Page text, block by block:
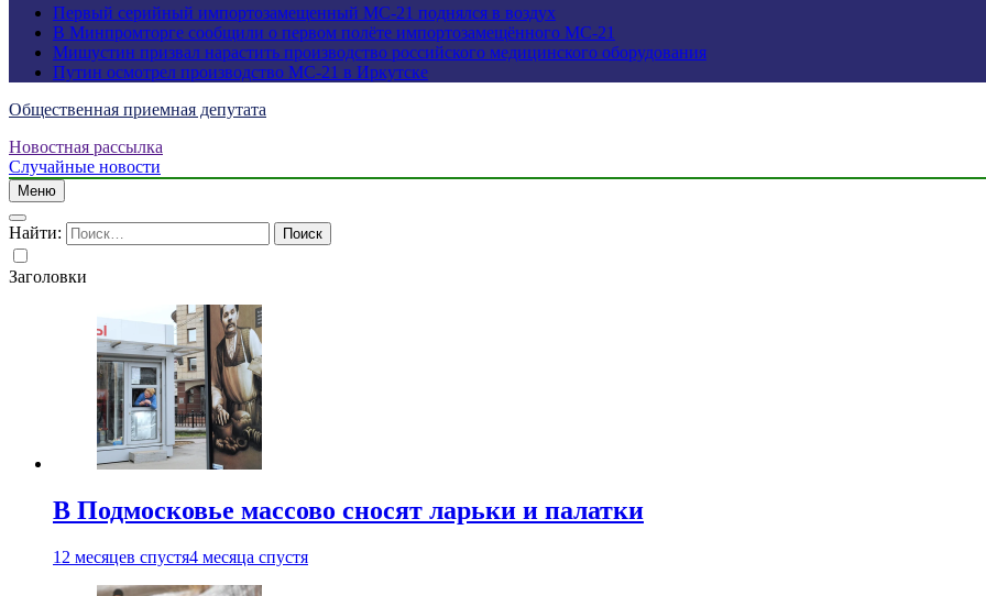
Первый серийный импортозамещенный МС-21 поднялся в воздух
В Минпромторге сообщили о первом полёте импортозамещённого МС-21
Мишустин призвал нарастить производство российского медицинского оборудования
Путин осмотрел производство МС-21 в Иркутске
Общественная приемная депутата
Новостная рассылка
Случайные новости
Меню
Найти:
Заголовки
В Подмосковье массово сносят ларьки и палатки
12 месяцев спустя4 месяца спустя